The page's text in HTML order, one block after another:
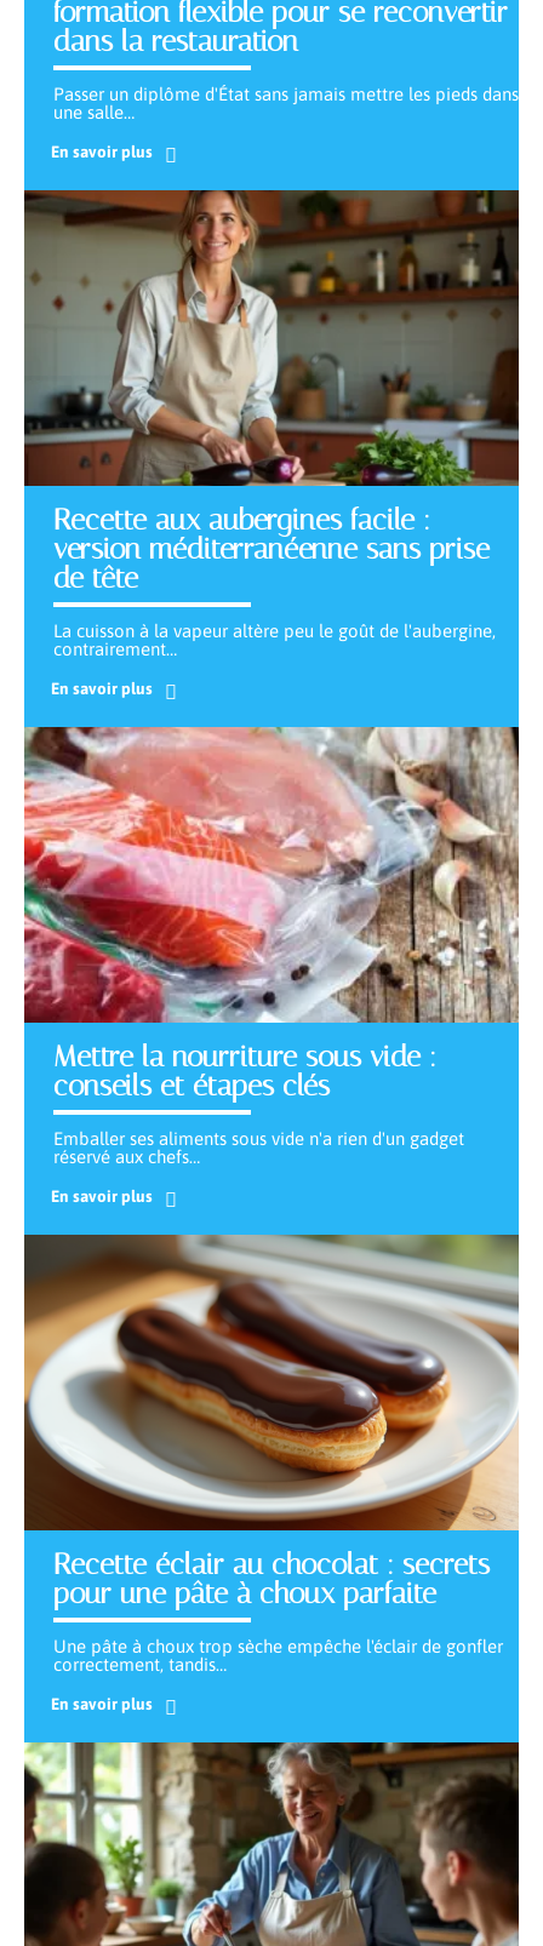
formation flexible pour se reconvertir
dans la restauration
Passer un diplôme d'État sans jamais mettre les pieds dans
une salle…
En savoir plus
Recette aux aubergines facile :
version méditerranéenne sans prise
de tête
La cuisson à la vapeur altère peu le goût de l'aubergine,
contrairement…
En savoir plus
Mettre la nourriture sous vide :
conseils et étapes clés
Emballer ses aliments sous vide n'a rien d'un gadget
réservé aux chefs…
En savoir plus
Recette éclair au chocolat : secrets
pour une pâte à choux parfaite
Une pâte à choux trop sèche empêche l'éclair de gonfler
correctement, tandis…
En savoir plus